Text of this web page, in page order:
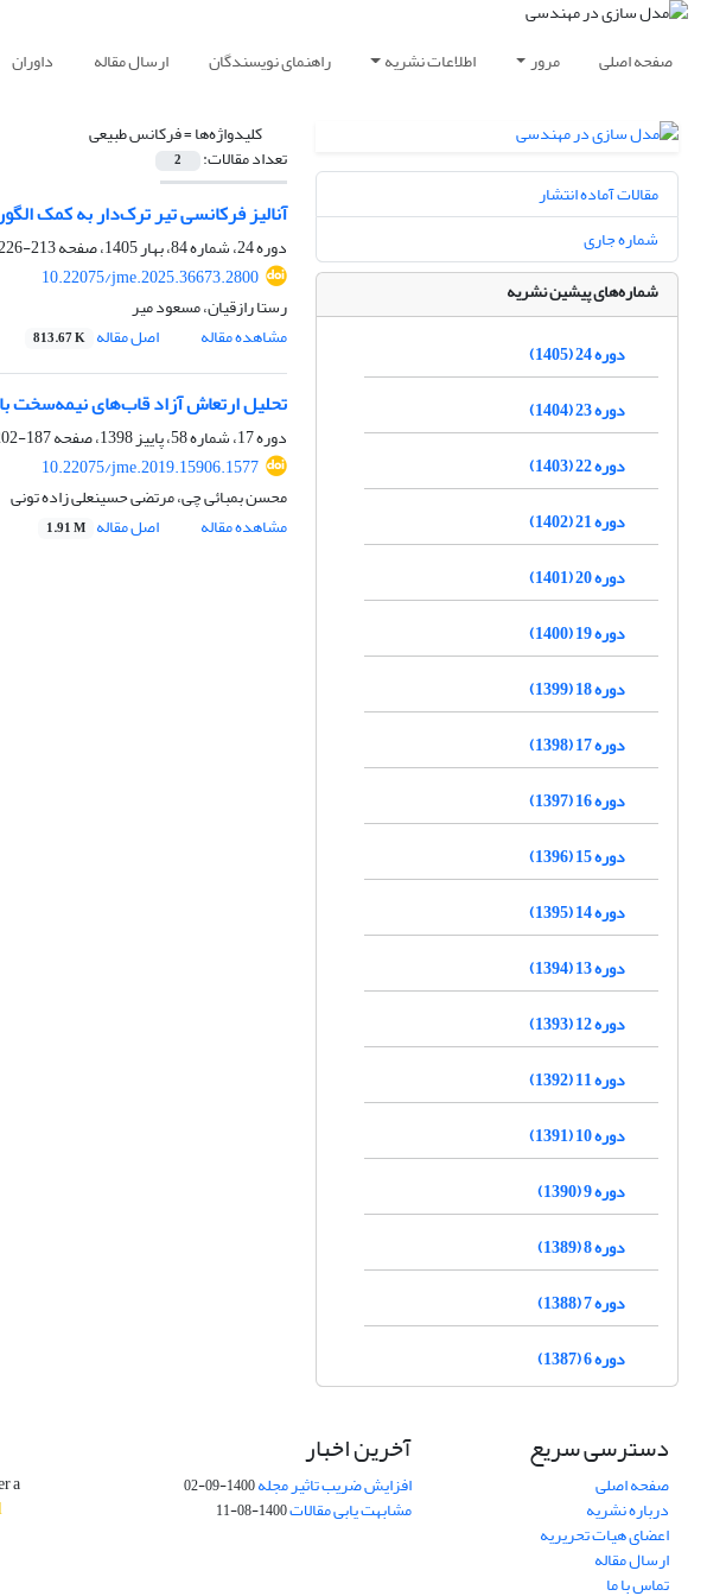
صفحه اصلی مرور اطلاعات نشریه راهنمای نویسندگان ارسال مقاله داوران
کلیدواژه‌ها =فرکانس طبیعی
تعداد مقالات: 2
‏آنالیز فرکانسی تیر ترک‌دار به کمک
دوره 24، شماره 84، بهار 1405، صفحه
213-226
10.22075/jme.2025.36673.2800
رستا رازقیان، مسعود میر
مشاهده مقاله
اصل مقاله 813.67 K
تحلیل ارتعاش آزاد قاب‌های نیمه‌سخت
دوره 17، شماره 58، پاییز 1398، صفحه
187-202
10.22075/jme.2019.15906.1577
محسن بمبائی چی، مرتضی حسینعلی زاده تونی
مشاهده مقاله
اصل مقاله 1.91 M
مقالات آماده انتشار
شماره جاری
شماره‌های پیشین نشریه
دوره 24 (1405)
دوره 23 (1404)
دوره 22 (1403)
دوره 21 (1402)
دوره 20 (1401)
دوره 19 (1400)
دوره 18 (1399)
دوره 17 (1398)
دوره 16 (1397)
دوره 15 (1396)
دوره 14 (1395)
دوره 13 (1394)
دوره 12 (1393)
دوره 11 (1392)
دوره 10 (1391)
دوره 9 (1390)
دوره 8 (1389)
دوره 7 (1388)
دوره 6 (1387)
دسترسی سریع
صفحه اصلی
درباره نشریه
اعضای هیات تحریریه
ارسال مقاله
تماس با ما
آخرین اخبار
افزایش ضریب تاثیر مجله1400-09-02
مشابهت یابی مقالات1400-08-11
a